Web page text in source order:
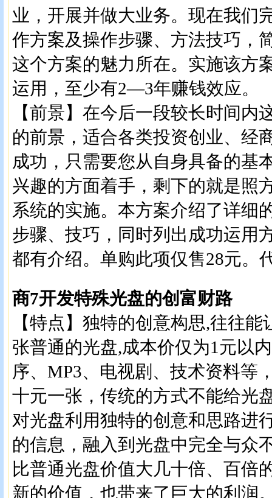
业，开展并做大业务。现在我们
作方案及操作步骤、方法技巧，
这个方案的魅力所在。实施该方
运用，至少有2—3年赚钱效应。
【前景】在今后一段较长时间内
的前景，适合各类投资创业、经
成功，只需要您从自身具备的基
兴趣的方面着手，剩下的就是照
系统的实施。本方案介绍了详细
步骤、技巧，同时列出成功运用
都有介绍。单购此项仅售28元。
商7开发特殊光盘的创富财路
【特点】独特的创意构思,往往
张普通的光盘,成本价仅为1元以
序、MP3、电视剧、技术资料等
十元一张，传统的方式不能给光
对光盘利用独特的创意和思路进
的信息，融入到光盘中完全与众
比普通光盘价值大几十倍、百倍
新的价值，也带来了巨大的利润